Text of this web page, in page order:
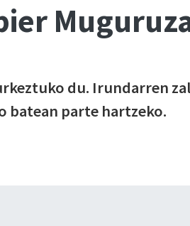
du. Irundarren
batean parte hartzeko.